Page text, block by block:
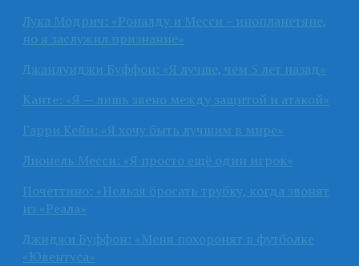
Лука Модрич: «Роналду и Месси – инопланетяне,
но я заслужил признание»
Джанлуиджи Буффон: «Я лучше, чем 5 лет назад»
Канте: «Я — лишь звено между защитой и атакой»
Гарри Кейн: «Я хочу быть лучшим в мире»
Лионель Месси: «Я просто ещё один игрок»
Почеттино: «Нельзя бросать трубку, когда звонят
из «Реала»
Джиджи Буффон: «Меня похоронят в футболке
«Ювентуса»